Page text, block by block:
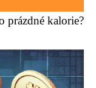
prázdné kalorie?